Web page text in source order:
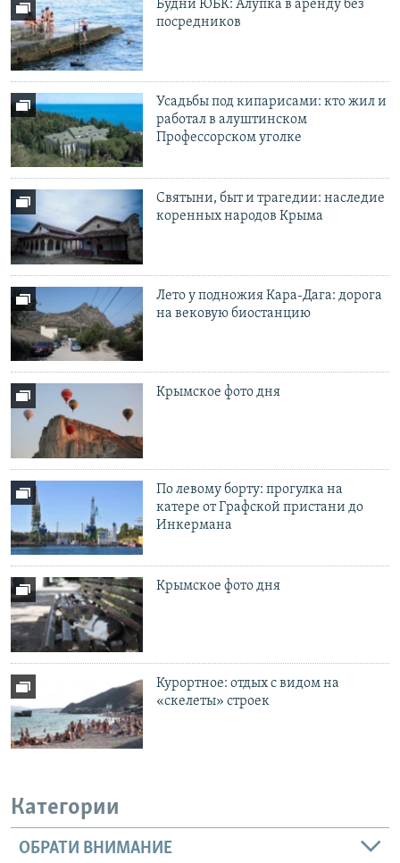
Будни ЮБК: Алупка в аренду без
посредников
Усадьбы под кипарисами: кто жил и
работал в алуштинском
Профессорском уголке
Святыни, быт и трагедии: наследие
коренных народов Крыма
Лето у подножия Кара-Дага: дорога
на вековую биостанцию
Крымское фото дня
По левому борту: прогулка на
катере от Графской пристани до
Инкермана
Крымское фото дня
Курортное: отдых с видом на
«скелеты» строек
Категории
ОБРАТИ ВНИМАНИЕ